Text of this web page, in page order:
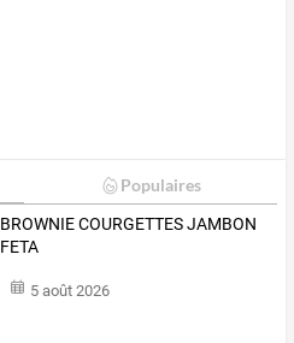
Populaires
BROWNIE COURGETTES JAMBON
FETA
5 août 2026